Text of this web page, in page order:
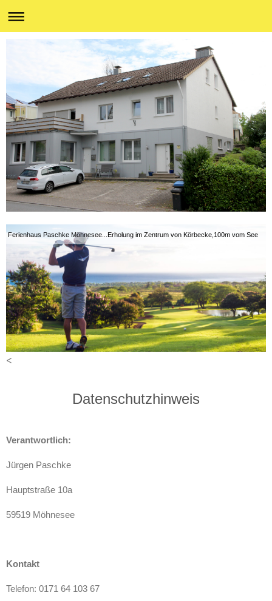
Ferienhaus Paschke Möhnesee...Erholung im Zentrum von Körbecke,100m vom See
<
Datenschutzhinweis
Verantwortlich:
Jürgen Paschke
Hauptstraße 10a
59519 Möhnesee
Kontakt
Telefon: 0171 64 103 67